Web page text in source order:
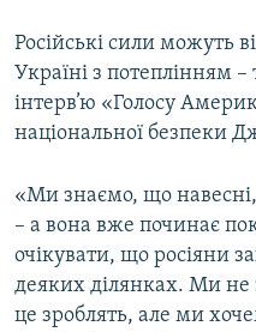
Усі сайти RFE/RL
Російські сили можуть
Україні з потеплінням
інтерв’ю «Голосу
національної безпеки
«Ми знаємо, що
– а вона вже починає
очікувати, що росіяни
деяких ділянках. Ми не
це зроблять, але ми